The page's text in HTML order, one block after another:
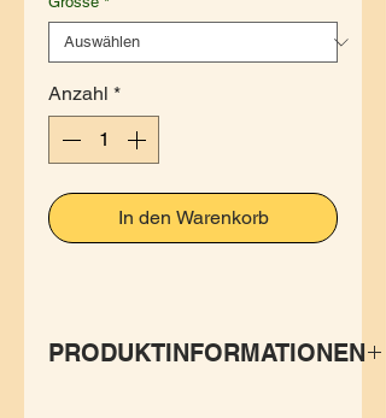
Anzahl *
In den Warenkorb
PRODUKTINFORMATIONEN